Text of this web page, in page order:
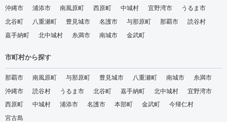
沖縄市 浦添市 南風原町 西原町 中城村 宜野湾市
うるま市
北谷町
八重瀬町 豊見城市 名護市 与那原町 那覇市
読谷村
嘉手納町
北中城村 糸満市 南城市 金武町
市町村から探す
那覇市 南風原町 与那原町 豊見城市 八重瀬町 南城市
糸満市
沖縄市
読谷村 うるま市 北谷町 嘉手納町 北中城村
宜野湾市
西原町
中城村 浦添市 名護市 本部町 金武町
今帰仁村
宮古島